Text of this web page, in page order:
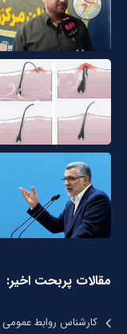
مقالات پربحت اخیر:
کارشناس روابط عمومی